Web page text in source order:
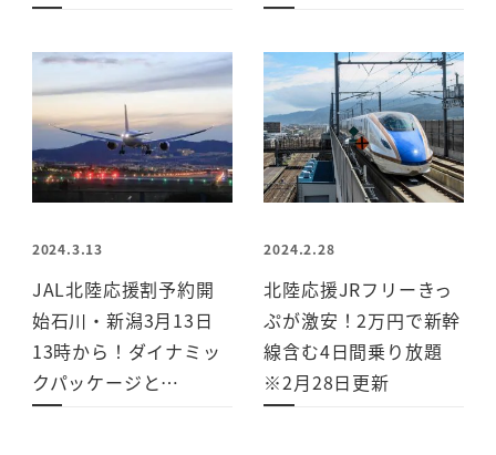
2024.3.13
JAL北陸応援割予約開
始石川・新潟3月13日
13時から！ダイナミッ
クパッケージと…
2024.2.28
北陸応援JRフリーきっ
ぷが激安！2万円で新幹
線含む4日間乗り放題
※2月28日更新